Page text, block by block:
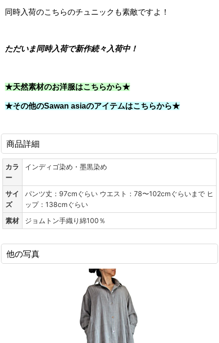
同時入荷のこちらのチュニックも素敵ですよ！
ただいま同時入荷で新作続々入荷中！
★天然素材のお洋服はこちらから★
★その他のSawan asiaのアイテムはこちらから★
商品詳細
カラ
ー
インディゴ染め・墨黒染め
サイ
ズ
パンツ丈：97cmぐらい ウエスト：78〜102cmぐらいまで ヒ
ップ：138cmぐらい
素材
ジョムトン手織り綿100％
他の写真